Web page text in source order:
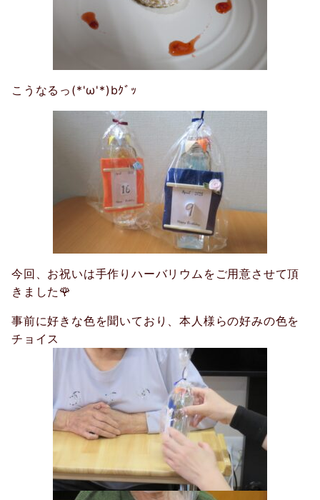
こうなるっ(*'ω'*)bｸﾞｯ
今回、お祝いは手作りハーバリウムをご用意させて頂
きました🌹
事前に好きな色を聞いており、本人様らの好みの色を
チョイス